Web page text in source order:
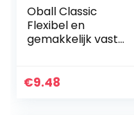
Oball Classic
Flexibel en
gemakkelijk vast
Meerkleurig
€9.48